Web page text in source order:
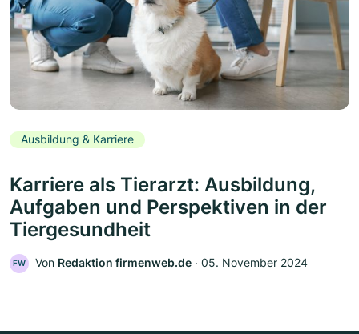
Ausbildung & Karriere
Karriere als Tierarzt: Ausbildung,
Aufgaben und Perspektiven in der
Tiergesundheit
FW Von Redaktion firmenweb.de ‧ 05. November 2024